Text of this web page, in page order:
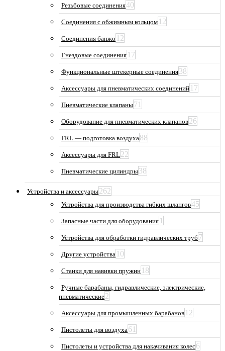
Резьбовые соединения40
Соединения с обжимным кольцом 12
Соединения банжо 12
Гнездовые соединения 17
Функциональные штекерные соединения38
Аксессуары для пневматических соединений 17
Пневматические клапаны71
Оборудование для пневматических клапанов26
FRL — подготовка воздуха88
Аксессуары для FRL22
Пневматические цилиндры38
Устройства и аксессуары262
Устройства для производства гибких шлангов45
Запасные части для оборудования 1
Устройства для обработки гидравлических труб 7
Другие устройства 10
Станки для навивки пружин 18
Ручные барабаны, гидравлические, электрические,
пневматические2
Аксессуары для промышленных барабанов 12
Пистолеты для воздуха61
Пистолеты и устройства для накачивания колес6